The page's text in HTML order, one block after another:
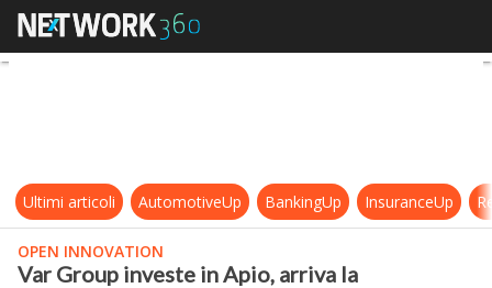
Var Group investe in Apio, arriva
Ultimi articoli AutomotiveUp BankingUp InsuranceUp
OPEN INNOVATION
Var Group investe in Apio, arriva la